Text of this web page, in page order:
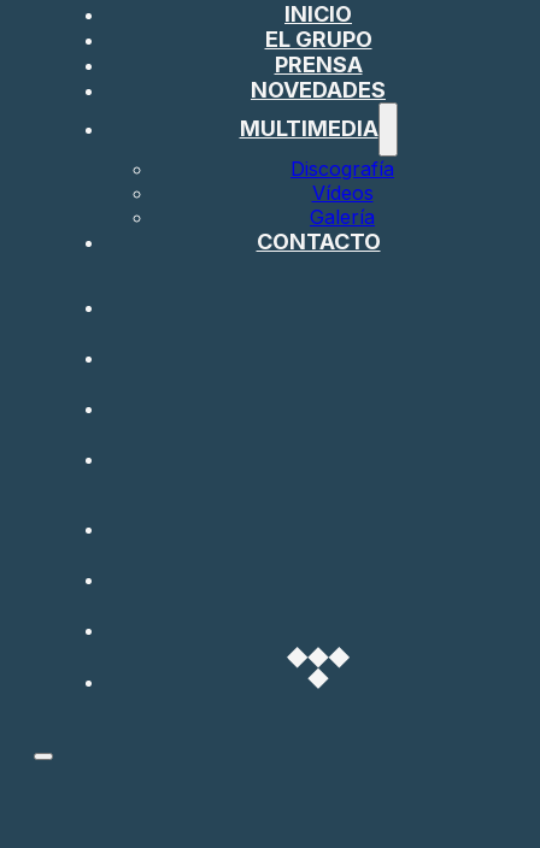
INICIO
EL GRUPO
PRENSA
NOVEDADES
MULTIMEDIA
Discografía
Vídeos
Galería
CONTACTO